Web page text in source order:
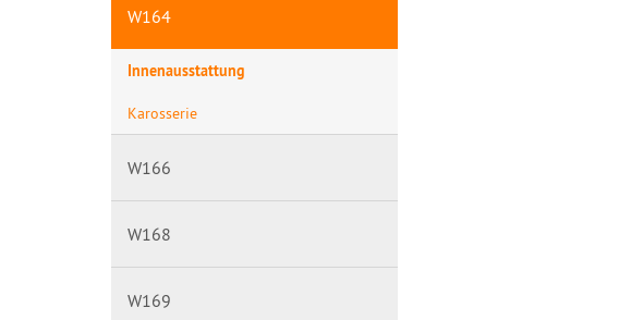
W164
Innenausstattung
Karosserie
W166
W168
W169